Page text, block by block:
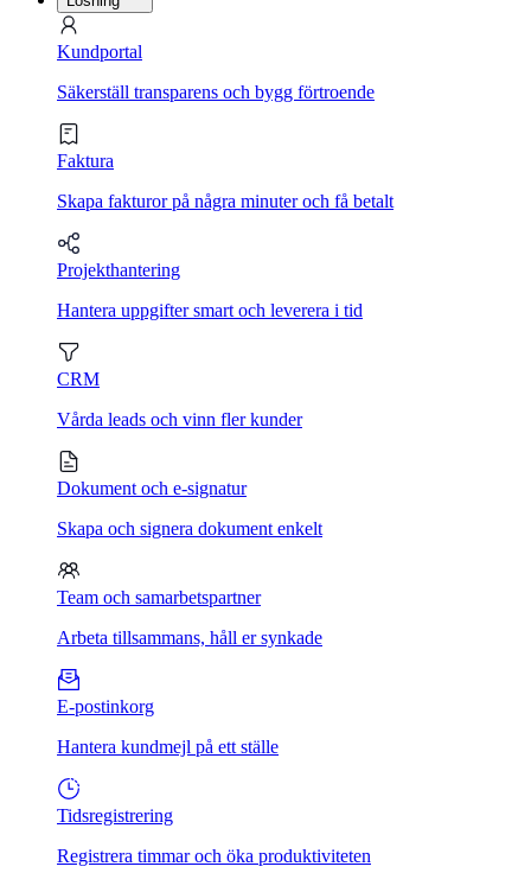
Kundportal
Säkerställ transparens och bygg förtroende
Faktura
Skapa fakturor på några minuter och få betalt
Projekthantering
Hantera uppgifter smart och leverera i tid
CRM
Vårda leads och vinn fler kunder
Dokument och e-signatur
Skapa och signera dokument enkelt
Team och samarbetspartner
Arbeta tillsammans, håll er synkade
E-postinkorg
Hantera kundmejl på ett ställe
Tidsregistrering
Registrera timmar och öka produktiviteten